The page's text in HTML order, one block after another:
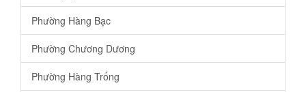
Phường Hàng Bạc
Phường Chương Dương
Phường Hàng Trống